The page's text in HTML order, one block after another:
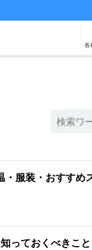
各
服装・おすすめ
っておくべきこと